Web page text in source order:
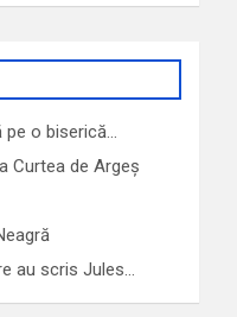
pe o biserică…
Curtea de Argeș
au scris Jules…